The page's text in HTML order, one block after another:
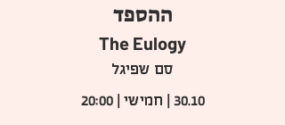
ההספד
The Eulogy
סם שפיגל
30.10 | חמישי | 20:00